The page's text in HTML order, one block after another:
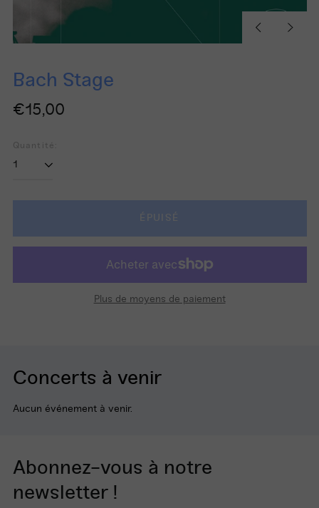
Diapositive
Bach Stage
Prix
€15,00
Quantité:
ÉPUISÉ
Plus de moyens de paiement
Concerts à venir
Aucun événement à venir.
Abonnez-vous à notre
newsletter !